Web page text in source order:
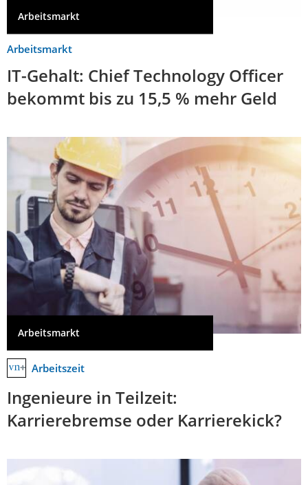
Arbeitsmarkt
Arbeitsmarkt
IT-Gehalt: Chief Technology Officer
bekommt bis zu 15,5 % mehr Geld
Arbeitsmarkt
Arbeitszeit
Ingenieure in Teilzeit:
Karrierebremse oder Karrierekick?